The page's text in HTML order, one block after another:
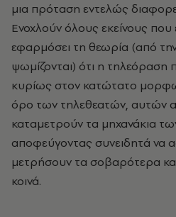
μια πρόταση εντελώς
Ενοχλούν όλους εκείνους που
εφαρμόσει τη θεωρία (από την
ψωμίζονται) ότι η τηλεόραση
κυρίως στον κατώτατο
όρο των τηλεθεατών, αυτών
καταμετρούν τα μηχανάκια
αποφεύγοντας συνειδητά να
μετρήσουν τα σοβαρότερα
κοινά.